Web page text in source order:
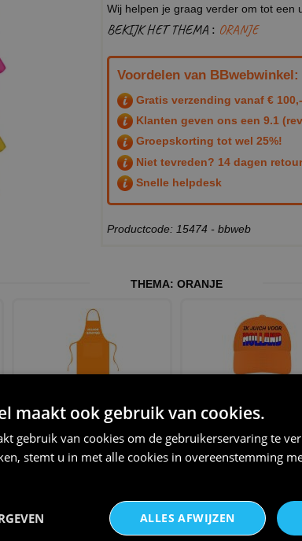
Wij helpen je graag verder om tot een
BEKIJK HET THEMA : ORANJE
Voordelen van BBwebwinkel:
Gratis verzending vanaf €
Klanten geven ons een 9.1
Groepskorting tot wel 25%!
Niet tevreden? 14 dagen
Snelle helpdesk
Productcode: 15474 - bbweb
THEMA: ORANJE
€ 21,95
€ 12,95
maakt ook gebruik van cookies.
gebruik van cookies om de gebruikerservaring te
stemt u in met alle cookies in overeenstemming
ALLES AFWIJZEN